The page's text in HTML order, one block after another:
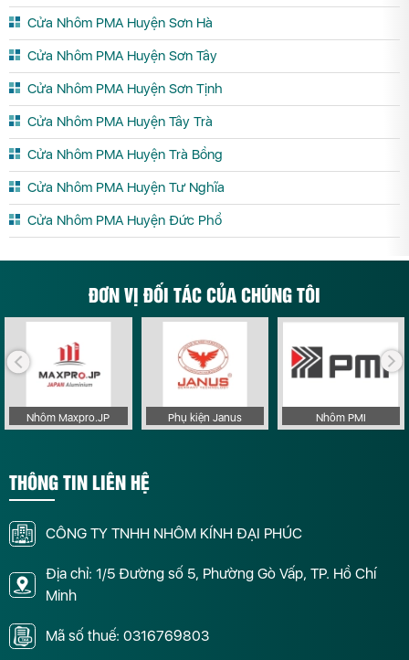
Cửa Nhôm PMA Huyện Sơn Hà
Cửa Nhôm PMA Huyện Sơn Tây
Cửa Nhôm PMA Huyện Sơn Tịnh
Cửa Nhôm PMA Huyện Tây Trà
Cửa Nhôm PMA Huyện Trà Bồng
Cửa Nhôm PMA Huyện Tư Nghĩa
Cửa Nhôm PMA Huyện Đức Phổ
ĐƠN VỊ ĐỐI TÁC CỦA CHÚNG TÔI
Nhôm Maxpro.JP Phụ kiện Janus Nhôm PMI
THÔNG TIN LIÊN HỆ
CÔNG TY TNHH NHÔM KÍNH ĐẠI PHÚC
Địa chỉ: 1/5 Đường số 5, Phường Gò Vấp, TP. Hồ Chí
Minh
Mã số thuế: 0316769803